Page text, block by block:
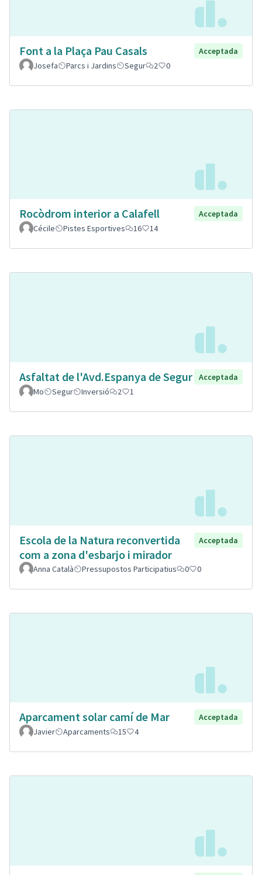
Font a la Plaça Pau Casals
Acceptada
Josefa
Parcs i Jardins Segur 2 0
Rocòdrom interior a Calafell
Acceptada
Cécile
Pistes Esportives 16 14
Asfaltat de l'Avd.Espanya de Segur
Acceptada
Mo
Segur Inversió 2 1
Escola de la Natura reconvertida
com a zona d'esbarjo i mirador
Acceptada
Anna Català Pressupostos Participatius 0 0
Aparcament solar camí de Mar
Acceptada
Javier
Aparcaments 15 4